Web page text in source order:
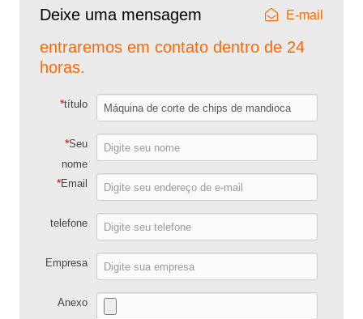
Deixe uma mensagem E-mail
entraremos em contato dentro de 24
horas.
*título
*Seu
nome
*Email
telefone
Empresa
Anexo